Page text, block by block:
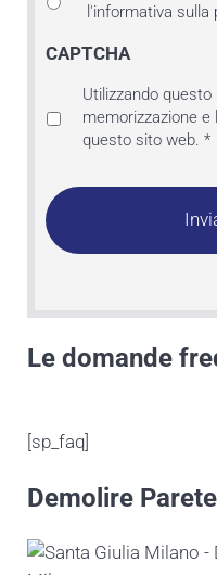
l'informativa sulla
CAPTCHA
Privacy *
Utilizzando
memorizzazione
questo sito web. *
Le domande
[sp_faq]
Demolire Parete